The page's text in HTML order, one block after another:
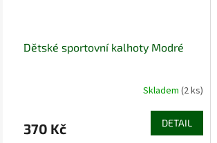
Dětské sportovní kalhoty Modré
Skladem (2 ks)
370 Kč DETAIL